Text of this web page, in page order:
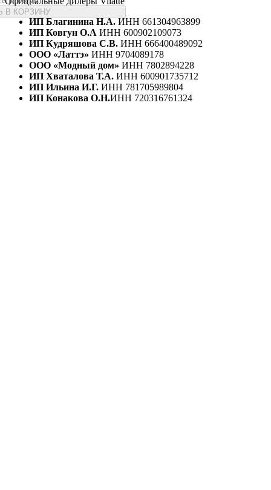
В КОРЗИНУ
ИП Благинина Н.А.ИНН 661304963899
ИП Ковгун О.А ИНН 600902109073
ИП Кудряшова С.В. ИНН 666400489092
ООО «Латтэ» ИНН 9704089178
ООО «Модный дом» ИНН 7802894228
ИП Хваталова Т.А. ИНН 600901735712
ИП Ильина И.Г. ИНН 781705989804
ИП Конакова О.Н.ИНН 720316761324